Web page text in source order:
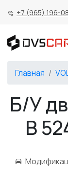
+7 (965) 196-
Главная
Б/У
B